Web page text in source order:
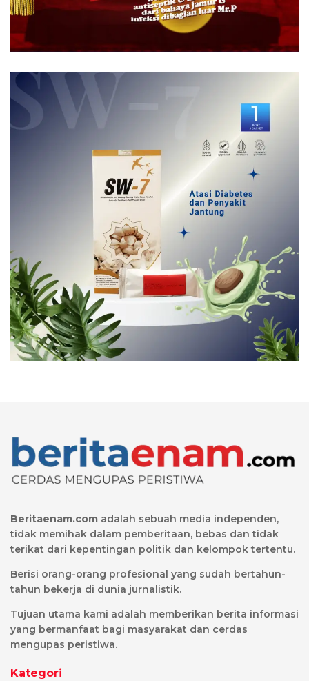
Beritaenam.com adalah sebuah media independen,
tidak memihak dalam pemberitaan, bebas dan tidak
terikat dari kepentingan politik dan kelompok tertentu.
Berisi orang-orang profesional yang sudah bertahun-
tahun bekerja di dunia jurnalistik.
Tujuan utama kami adalah memberikan berita informasi
yang bermanfaat bagi masyarakat dan cerdas
mengupas peristiwa.
Kategori